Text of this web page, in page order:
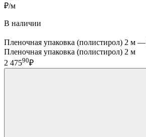
₽/м
В наличии
Пленочная упаковка (полистирол) 2 м —
Пленочная упаковка (полистирол) 2 м
2 47590₽